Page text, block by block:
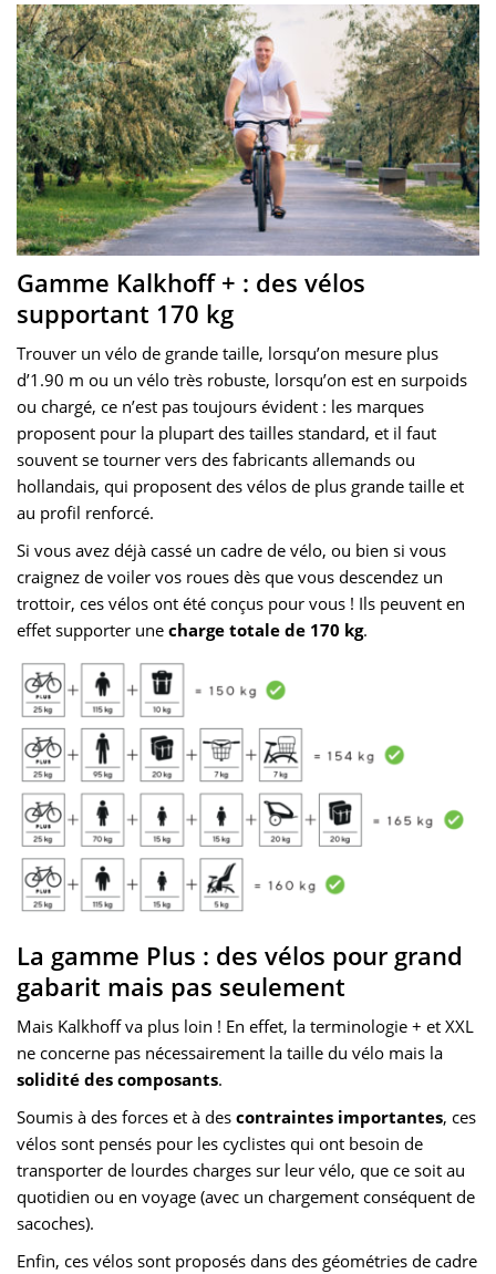
Gamme Kalkhoff + : des vélos
supportant 170 kg
Trouver un vélo de grande taille, lorsqu’on mesure plus
d’1.90 m ou un vélo très robuste, lorsqu’on est en surpoids
ou chargé, ce n’est pas toujours évident : les marques
proposent pour la plupart des tailles standard, et il faut
souvent se tourner vers des fabricants allemands ou
hollandais, qui proposent des vélos de plus grande taille et
au profil renforcé.
Si vous avez déjà cassé un cadre de vélo, ou bien si vous
craignez de voiler vos roues dès que vous descendez un
trottoir, ces vélos ont été conçus pour vous ! Ils peuvent en
effet supporter une charge totale de 170 kg.
La gamme Plus : des vélos pour grand
gabarit mais pas seulement
Mais Kalkhoff va plus loin ! En effet, la terminologie + et XXL
ne concerne pas nécessairement la taille du vélo mais la
solidité des composants.
Soumis à des forces et à des contraintes importantes, ces
vélos sont pensés pour les cyclistes qui ont besoin de
transporter de lourdes charges sur leur vélo, que ce soit au
quotidien ou en voyage (avec un chargement conséquent de
sacoches).
Enfin, ces vélos sont proposés dans des géométries de cadre